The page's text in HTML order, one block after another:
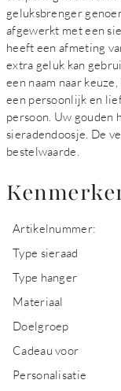
geluksbrenger
afgewerkt met een
heeft een afmeting
extra geluk kan
een naam naar
een persoonlijk en
persoon. Uw gouden
sieradendoosje. De
bestelwaarde.
Artikelnummer:
Type sieraad
Type hanger
Materiaal
Doelgroep
Cadeau voor
Personalisatie